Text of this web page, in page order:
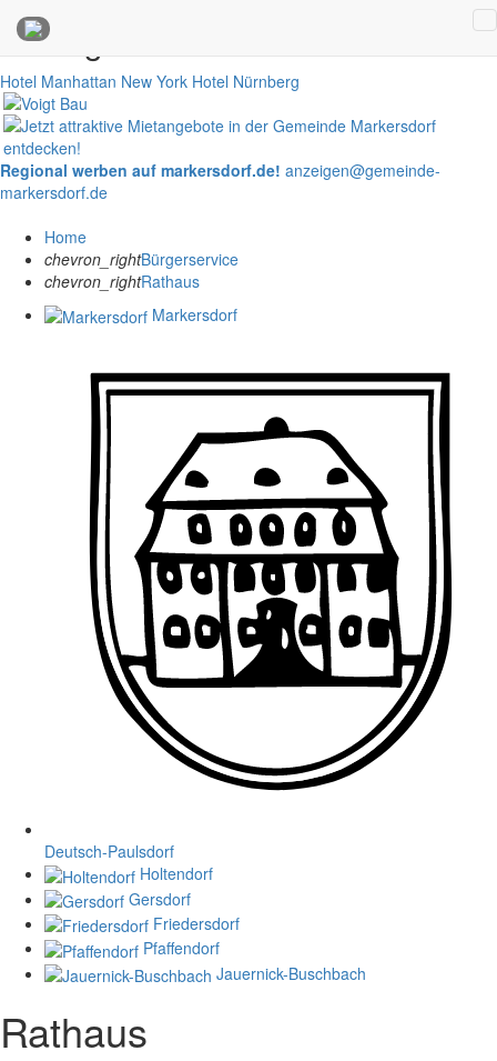
Anzeigen
Hotel Manhattan New York Hotel Nürnberg
Regional werben auf markersdorf.de! anzeigen@gemeinde-
markersdorf.de
Home
chevron_rightBürgerservice
chevron_rightRathaus
Markersdorf
Deutsch-Paulsdorf
Holtendorf
Gersdorf
Friedersdorf
Pfaffendorf
Jauernick-Buschbach
Rathaus